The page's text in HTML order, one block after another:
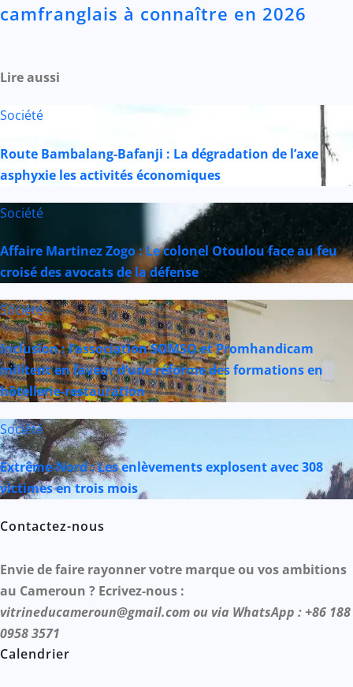
camfranglais à connaître en 2026
Lire aussi
Société
Route Bambalang-Bafanji : La dégradation de l’axe
asphyxie les activités économiques
Société
Affaire Martinez Zogo : Le colonel Otoulou face au feu
croisé des avocats de la défense
Société
Inclusion : l’association SOMSO et Promhandicam
militent en faveur d’une réforme des formations en
hôtellerie-restauration
Société
Extrême-Nord : Les enlèvements explosent avec 308
victimes en trois mois
Contactez-nous
Envie de faire rayonner votre marque ou vos ambitions
au Cameroun ? Ecrivez-nous :
vitrineducameroun@gmail.com ou via WhatsApp : +86 188
0958 3571
Calendrier